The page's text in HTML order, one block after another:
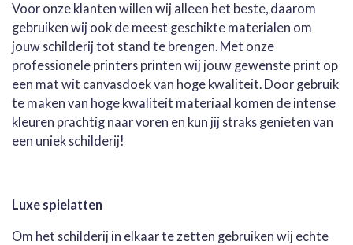
Voor onze klanten willen wij alleen het beste, daarom
gebruiken wij ook de meest geschikte materialen om
jouw schilderij tot stand te brengen. Met onze
professionele printers printen wij jouw gewenste print op
een mat wit canvasdoek van hoge kwaliteit. Door gebruik
te maken van hoge kwaliteit materiaal komen de intense
kleuren prachtig naar voren en kun jij straks genieten van
een uniek schilderij!
Luxe spielatten
Om het schilderij in elkaar te zetten gebruiken wij echte